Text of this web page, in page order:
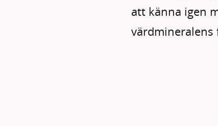
att känna igen
värdmineralens